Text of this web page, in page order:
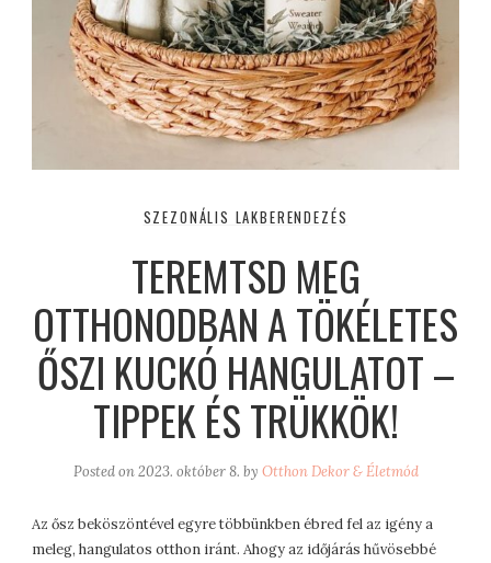
SZEZONÁLIS LAKBERENDEZÉS
TEREMTSD MEG
OTTHONODBAN A TÖKÉLETES
ŐSZI KUCKÓ HANGULATOT –
TIPPEK ÉS TRÜKKÖK!
Posted on2023. október 8. by Otthon Dekor & Életmód
Az ősz beköszöntével egyre többünkben ébred fel az igény a
meleg, hangulatos otthon iránt. Ahogy az időjárás hűvösebbé